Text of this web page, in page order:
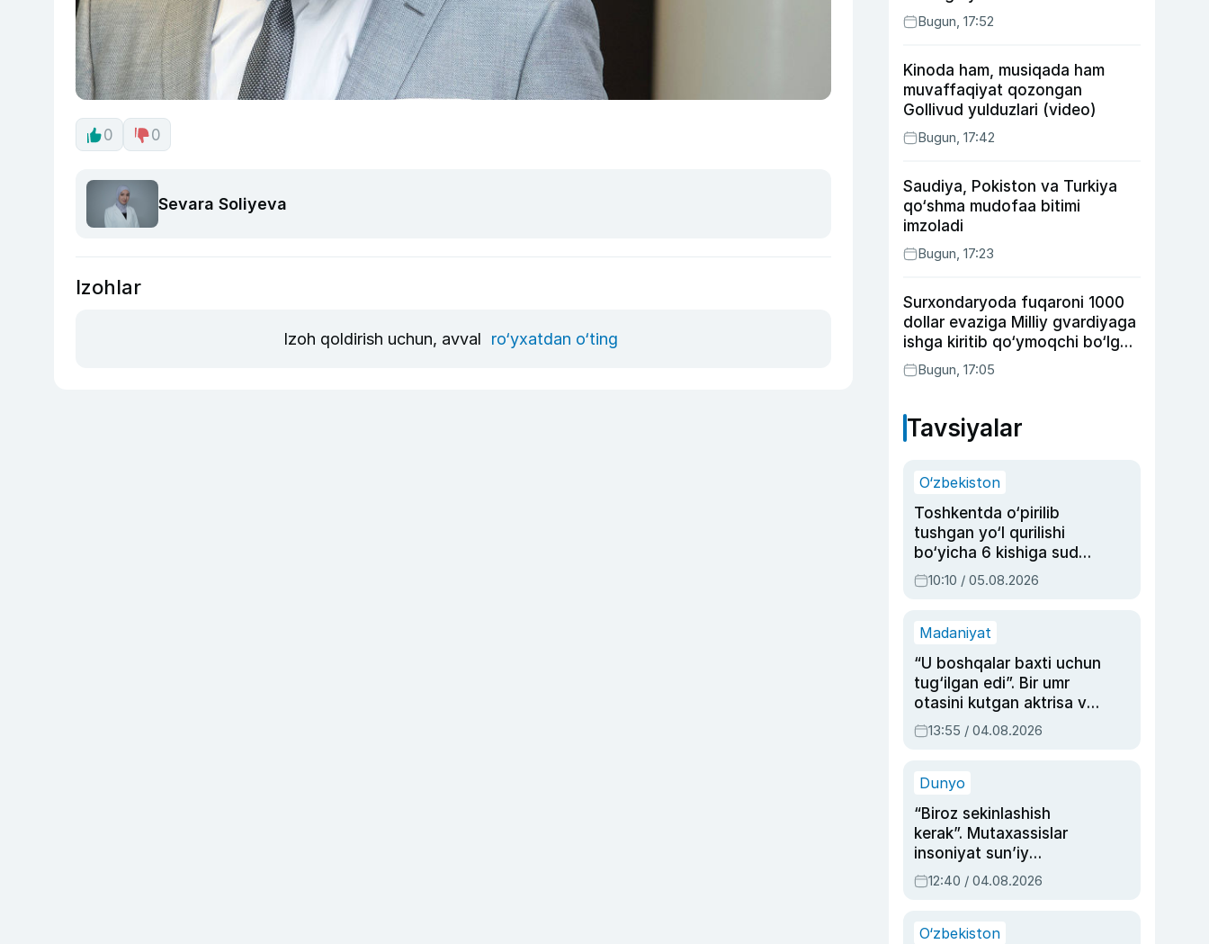
0 0
Sevara Soliyeva
Izohlar
Izoh qoldirish uchun, avval ro‘yxatdan o‘ting
rejalashtirilmoqda
Bugun, 17:52
Kinoda ham, musiqada ham
muvaffaqiyat qozongan
Gollivud yulduzlari (video)
Bugun, 17:42
Saudiya, Pokiston va Turkiya
qo‘shma mudofaa bitimi
imzoladi
Bugun, 17:23
Surxondaryoda fuqaroni 1000
dollar evaziga Milliy gvardiyaga
ishga kiritib qo‘ymoqchi bo‘lgan
shaxs ushlandi
Bugun, 17:05
Tavsiyalar
O‘zbekiston
Toshkentda o‘pirilib
tushgan yo‘l qurilishi
bo‘yicha 6 kishiga sud
hukmi o‘qildi
10:10 / 05.08.2026
Madaniyat
“U boshqalar baxti uchun
tug‘ilgan edi”. Bir umr
otasini kutgan aktrisa va
dublyaj ustasi Rimma
Ahmedovaning
13:55 / 04.08.2026
Dunyo
“Biroz sekinlashish
kerak”. Mutaxassislar
insoniyat sun’iy
intellektni boshqara
olmay qolishidan xavotir
12:40 / 04.08.2026
O‘zbekiston